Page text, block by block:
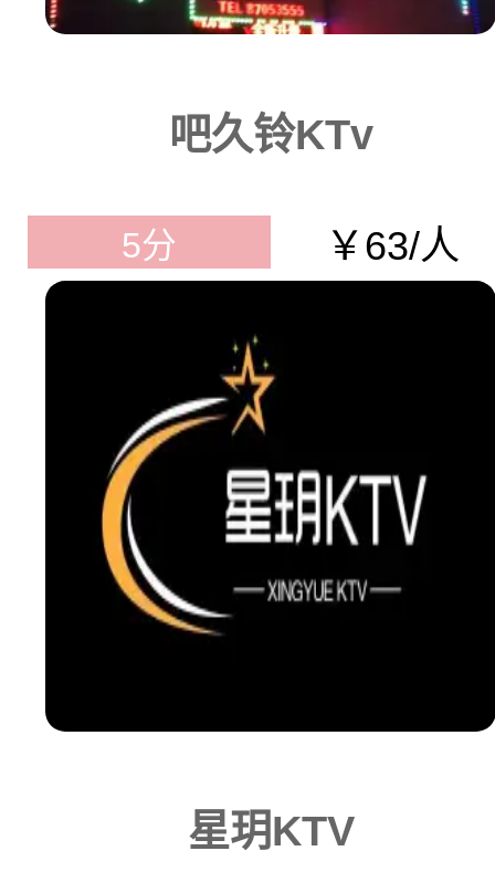
吧久铃KTv
5分 ￥63/人
星玥KTV